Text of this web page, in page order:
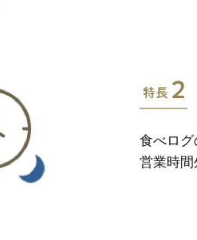
食べロ
営業時